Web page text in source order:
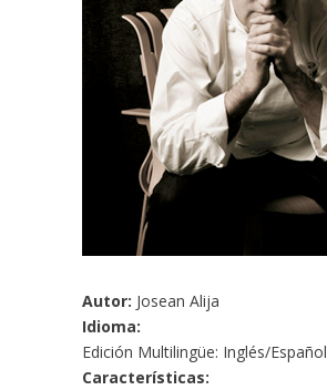
Autor: Josean Alija
Idioma:
Edición Multilingüe: Inglés/Español
Características: